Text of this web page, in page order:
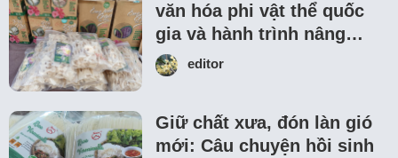
văn hóa phi vật thể quốc
gia và hành trình nâng…
editor
Giữ chất xưa, đón làn gió
mới: Câu chuyện hồi sinh